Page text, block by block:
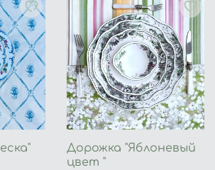
Дорожка "Яблоневый
цвет "